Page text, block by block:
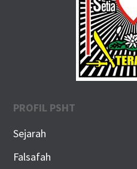
PROFIL PSHT
Sejarah
Falsafah